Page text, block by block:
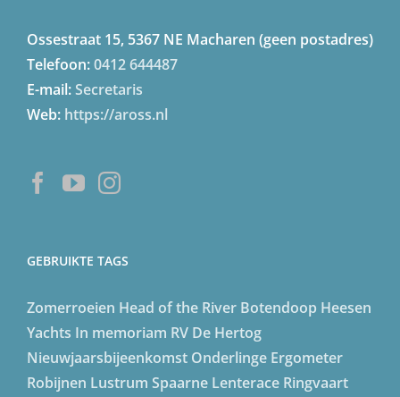
Ossestraat 15, 5367 NE Macharen (geen postadres)
Telefoon:0412 644487
E-mail:Secretaris
Web: https://aross.nl
GEBRUIKTE TAGS
Zomerroeien Head of the River Botendoop Heesen
Yachts In memoriam RV De Hertog
Nieuwjaarsbijeenkomst Onderlinge Ergometer
Robijnen Lustrum Spaarne Lenterace Ringvaart